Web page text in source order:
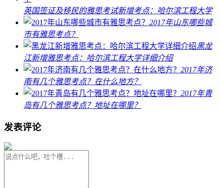
英国签证及移民的雅思考试新增考点：哈尔滨工程大学
2017年山东哪些城
市有雅思考点？
黑龙
江新增雅思考点：哈尔滨工程大学详细介绍
2017年济
南有几个雅思考点？在什么地方？
2017年青
岛有几个雅思考点？地址在哪里？
发表评论